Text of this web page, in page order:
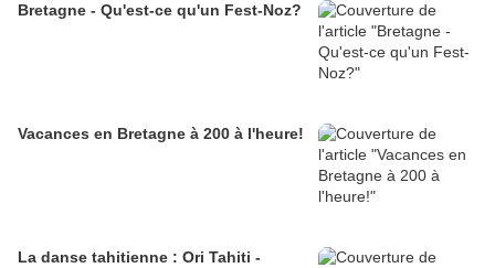
Bretagne - Qu'est-ce qu'un Fest-Noz?
Vacances en Bretagne à 200 à l'heure!
La danse tahitienne : Ori Tahiti -